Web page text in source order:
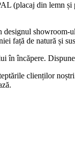
(placaj din lemn
față de natură și
încăpere.
clienților